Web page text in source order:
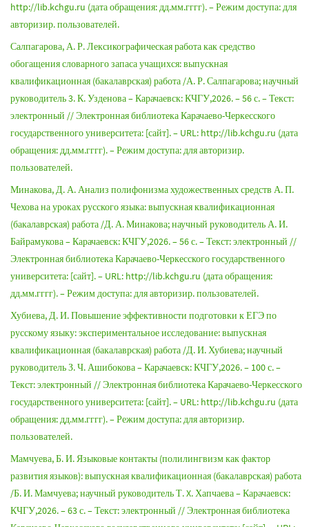
http://lib.kchgu.ru (дата обращения: дд.мм.гггг). – Режим доступа: для
авторизир. пользователей.
Салпагарова, А. Р. Лексикографическая работа как средство
обогащения словарного запаса учащихся: выпускная
квалификационная (бакалаврская) работа /А. Р. Салпагарова; научный
руководитель 3. К. Узденова – Карачаевск: КЧГУ,2026. – 56 с. – Текст:
электронный // Электронная библиотека Карачаево-Черкесского
государственного университета: [сайт]. – URL: http://lib.kchgu.ru (дата
обращения: дд.мм.гггг). – Режим доступа: для авторизир.
пользователей.
Минакова, Д. А. Анализ полифонизма художественных средств А. П.
Чехова на уроках русского языка: выпускная квалификационная
(бакалаврская) работа /Д. А. Минакова; научный руководитель А. И.
Байрамукова – Карачаевск: КЧГУ,2026. – 56 с. – Текст: электронный //
Электронная библиотека Карачаево-Черкесского государственного
университета: [сайт]. – URL: http://lib.kchgu.ru (дата обращения:
дд.мм.гггг). – Режим доступа: для авторизир. пользователей.
Хубиева, Д. И. Повышение эффективности подготовки к ЕГЭ по
русскому языку: экспериментальное исследование: выпускная
квалификационная (бакалаврская) работа /Д. И. Хубиева; научный
руководитель З. Ч. Ашибокова – Карачаевск: КЧГУ,2026. – 100 с. –
Текст: электронный // Электронная библиотека Карачаево-Черкесского
государственного университета: [сайт]. – URL: http://lib.kchgu.ru (дата
обращения: дд.мм.гггг). – Режим доступа: для авторизир.
пользователей.
Мамчуева, Б. И. Языковые контакты (полилингвизм как фактор
развития языков): выпускная квалификационная (бакалаврская) работа
/Б. И. Мамчуева; научный руководитель Т. X. Хапчаева – Карачаевск:
КЧГУ,2026. – 63 с. – Текст: электронный // Электронная библиотека